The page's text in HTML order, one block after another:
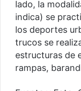
lado, la
indica) se
los deportes
trucos se
estructuras de
rampas,